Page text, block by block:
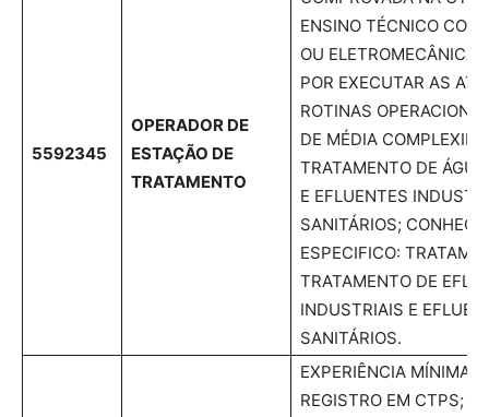
5592345
OPERADOR DE
ESTAÇÃO DE
TRATAMENTO
ENSINO TÉCNICO
OU ELETROMECÂNICA.
POR EXECUTAR AS
ROTINAS
DE MÉDIA
TRATAMENTO DE
E EFLUENTES
SANITÁRIOS;
ESPECIFICO:
TRATAMENTO DE
INDUSTRIAIS E
SANITÁRIOS.
EXPERIÊNCIA MÍNIMA
REGISTRO EM CTPS;